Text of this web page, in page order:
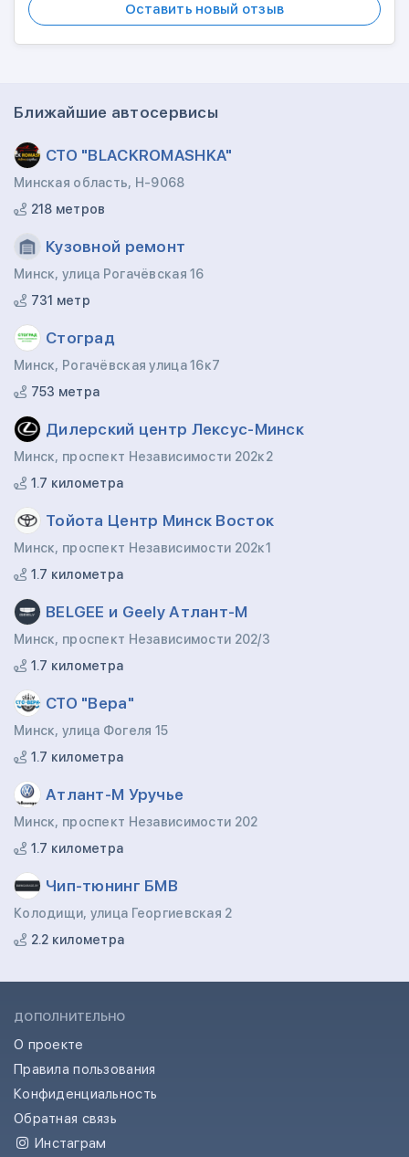
Оставить новый отзыв
Ближайшие автосервисы
СТО "BLACKROMASHKA"
Минская область, Н-9068
218 метров
Кузовной ремонт
Минск, улица Рогачёвская 16
731 метр
Стоград
Минск, Рогачёвская улица 16к7
753 метра
Дилерский центр Лексус-Минск
Минск, проспект Независимости 202к2
1.7 километра
Тойота Центр Минск Восток
Минск, проспект Независимости 202к1
1.7 километра
BELGEE и Geely Атлант-М
Минск, проспект Независимости 202/3
1.7 километра
СТО "Вера"
Минск, улица Фогеля 15
1.7 километра
Атлант-М Уручье
Минск, проспект Независимости 202
1.7 километра
Чип-тюнинг БМВ
Колодищи, улица Георгиевская 2
2.2 километра
ДОПОЛНИТЕЛЬНО
О проекте
Правила пользования
Конфиденциальность
Обратная связь
Инстаграм